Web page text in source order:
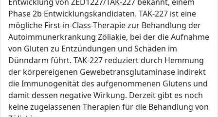
Phase 2b Entwicklungskandidaten. TAK-227 ist eine
mögliche First-in-Class-Therapie zur Behandlung der
Autoimmunerkrankung Zöliakie, bei der die Aufnahme
von Gluten zu Entzündungen und Schäden im
Dünndarm führt. TAK-227 reduziert durch Hemmung
der körpereigenen Gewebetransglutaminase indirekt
die Immunogenität des aufgenommenen Glutens und
damit dessen negative Wirkung. Derzeit gibt es noch
keine zugelassenen Therapien für die Behandlung von